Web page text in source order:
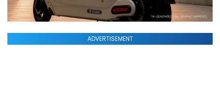
ADVERTISEMENT